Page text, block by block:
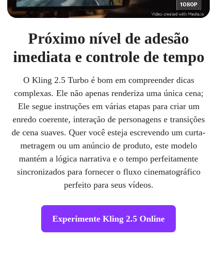
Próximo nível de adesão
imediata e controle de tempo
O Kling 2.5 Turbo é bom em compreender dicas
complexas. Ele não apenas renderiza uma única cena;
Ele segue instruções em várias etapas para criar um
enredo coerente, interação de personagens e transições
de cena suaves. Quer você esteja escrevendo um curta-
metragem ou um anúncio de produto, este modelo
mantém a lógica narrativa e o tempo perfeitamente
sincronizados para fornecer o fluxo cinematográfico
perfeito para seus vídeos.
Experimente Kling 2.5 Online